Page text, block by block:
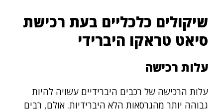
שיקולים כלכליים בעת רכישת
סיאט טראקו היברידי
עלות רכישה
עלות הרכישה של רכבים היברידיים עשויה להיות
גבוהה יותר מהגרסאות הלא היברידיות. אולם, רבים